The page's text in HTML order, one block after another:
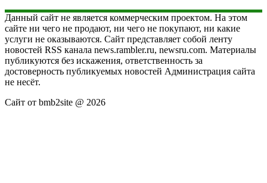
Данный сайт не является коммерческим проектом. На этом
сайте ни чего не продают, ни чего не покупают, ни какие
услуги не оказываются. Сайт представляет собой ленту
новостей RSS канала news.rambler.ru, newsru.com. Материалы
публикуются без искажения, ответственность за
достоверность публикуемых новостей Администрация сайта
не несёт.
Сайт от bmb2site @ 2026